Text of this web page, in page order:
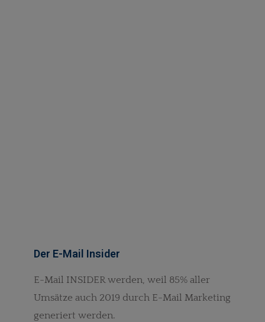
Der E-Mail Insider
E-Mail INSIDER werden, weil 85% aller
Umsätze auch 2019 durch E-Mail Marketing
generiert werden.